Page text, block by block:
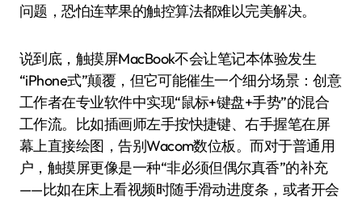
问题，恐怕连苹果的触控算法都难以完美解决。
说到底，触摸屏MacBook不会让笔记本体验发生
“iPhone式”颠覆，但它可能催生一个细分场景：创意
工作者在专业软件中实现“鼠标+键盘+手势”的混合
工作流。比如插画师左手按快捷键、右手握笔在屏
幕上直接绘图，告别Wacom数位板。而对于普通用
户，触摸屏更像是一种“非必须但偶尔真香”的补充
——比如在床上看视频时随手滑动进度条，或者开会